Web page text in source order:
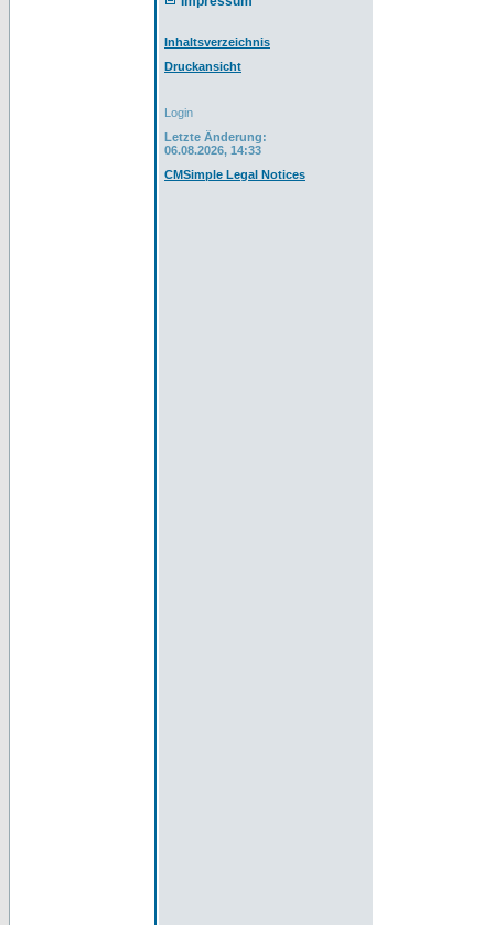
Inhaltsverzeichnis
Druckansicht
Login
Letzte Änderung:
06.08.2026, 14:33
CMSimple Legal Notices